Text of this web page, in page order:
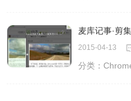
麦库记事·剪集
2015-04-13
分类：